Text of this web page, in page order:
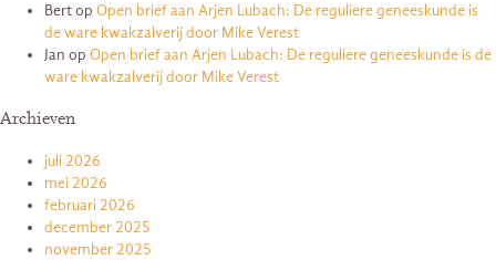
Bertop Open brief aan Arjen Lubach: De reguliere geneeskunde is
de ware kwakzalverij door Mike Verest
Jan op Open brief aan Arjen Lubach: De reguliere geneeskunde is de
ware kwakzalverij door Mike Verest
Archieven
juli 2026
mei 2026
februari 2026
december 2025
november 2025